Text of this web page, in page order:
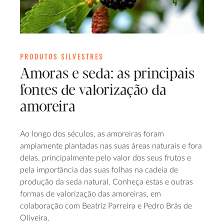
PRODUTOS SILVESTRES
Amoras e seda: as principais
fontes de valorização da
amoreira
Ao longo dos séculos, as amoreiras foram
amplamente plantadas nas suas áreas naturais e fora
delas, principalmente pelo valor dos seus frutos e
pela importância das suas folhas na cadeia de
produção da seda natural. Conheça estas e outras
formas de valorização das amoreiras, em
colaboração com Beatriz Parreira e Pedro Brás de
Oliveira.